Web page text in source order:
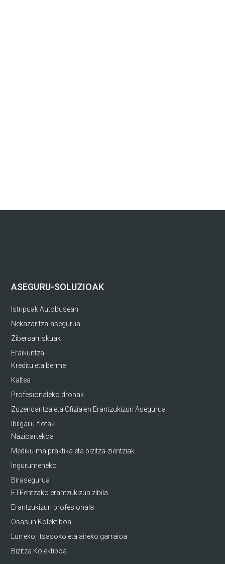
ASEGURU-SOLUZIOAK
Istripuak Autobusean
Nekazaritza-asegurua
Zibersarriskuak
Eraikuntza
Kreditu eta berme
Kaltea
Profesionaleko dronak
Zuzendaritza eta Ofizialen Erantzukizun Asegurua
Ibilgailu-flotak
Nazioartekoa
Mediku-malpraktika eta bizitza-zientziak
Ingurumeneko
Birasegurua
ETEentzako erantzukizun zibila
Erantzukizun profesionala
Osasun Kolektiboa
Lurreko, itsasoko eta aireko garraioa
Bizitza Kolektiboa